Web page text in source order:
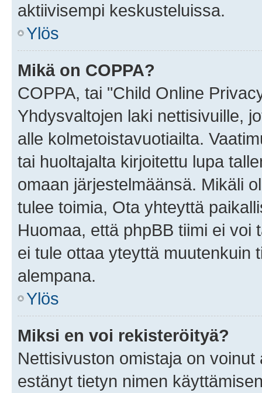
aktiivisempi keskusteluissa.
Ylös
Mikä on COPPA?
COPPA, tai "Child Online
Yhdysvaltojen laki nettisivuille,
alle kolmetoistavuotiailta.
tai huoltajalta kirjoitettu lupa
omaan järjestelmäänsä. Mikäli
tulee toimia, Ota yhteyttä
Huomaa, että phpBB tiimi ei
ei tule ottaa yteyttä muutenkuin
alempana.
Ylös
Miksi en voi rekisteröityä?
Nettisivuston omistaja on
estänyt tietyn nimen